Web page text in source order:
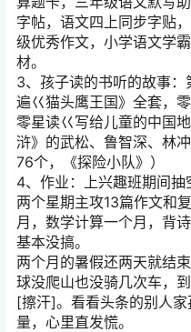
字帖，语文四上同步字贴
级优秀作文，小学语文学
材。
3、孩子读的书听的故事
遍巜猫头鹰王国》全套，
零星读巜写给儿童的中国
浒》的武松、鲁智深、林
76个，《探险小队》）
4、作业：上兴趣班期间
两个星期主攻13篇作文和
月，数学计算一个月，背
基本没搞。
两个月的暑假还两天就结
球没爬山也没骑几次车，
[擦汗]。看看头条的别人
量，心里直发慌。